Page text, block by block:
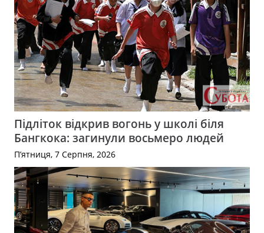
Підліток відкрив вогонь у школі біля
Бангкока: загинули восьмеро людей
П’ятниця, 7 Серпня, 2026